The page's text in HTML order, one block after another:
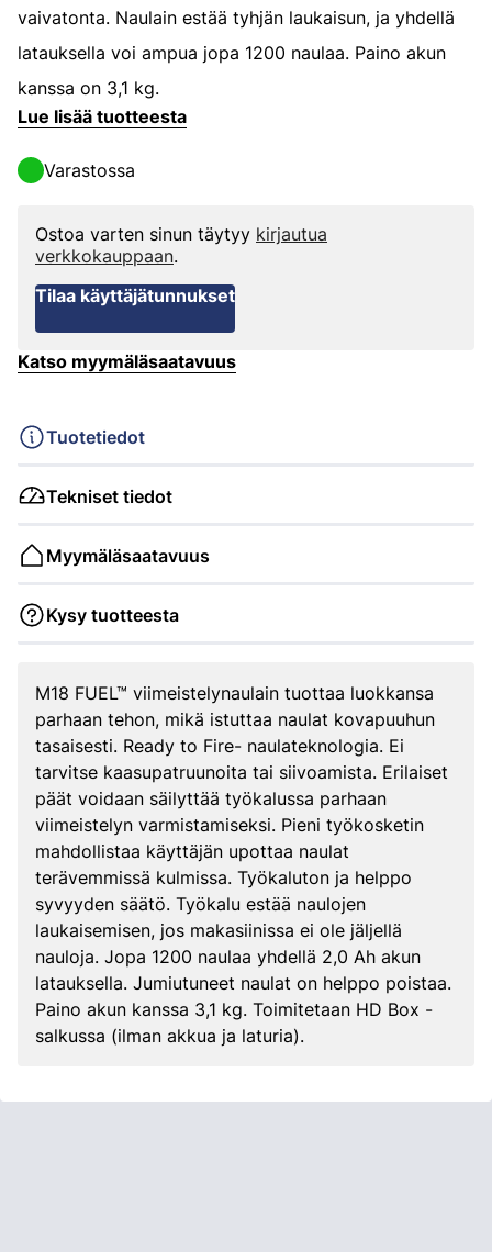
vaivatonta. Naulain estää tyhjän laukaisun, ja yhdellä
latauksella voi ampua jopa 1200 naulaa. Paino akun
kanssa on 3,1 kg.
Lue lisää tuotteesta
Varastossa
Ostoa varten sinun täytyy kirjautua
verkkokauppaan.
Tilaa käyttäjätunnukset
Katso myymäläsaatavuus
Tuotetiedot
Tekniset tiedot
Myymäläsaatavuus
Kysy tuotteesta
M18 FUEL™ viimeistelynaulain tuottaa luokkansa
parhaan tehon, mikä istuttaa naulat kovapuuhun
tasaisesti. Ready to Fire- naulateknologia. Ei
tarvitse kaasupatruunoita tai siivoamista. Erilaiset
päät voidaan säilyttää työkalussa parhaan
viimeistelyn varmistamiseksi. Pieni työkosketin
mahdollistaa käyttäjän upottaa naulat
terävemmissä kulmissa. Työkaluton ja helppo
syvyyden säätö. Työkalu estää naulojen
laukaisemisen, jos makasiinissa ei ole jäljellä
nauloja. Jopa 1200 naulaa yhdellä 2,0 Ah akun
latauksella. Jumiutuneet naulat on helppo poistaa.
Paino akun kanssa 3,1 kg. Toimitetaan HD Box -
salkussa (ilman akkua ja laturia).